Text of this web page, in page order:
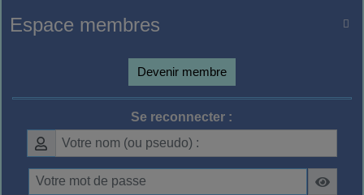

Espace membres
Devenir membre
Se reconnecter :